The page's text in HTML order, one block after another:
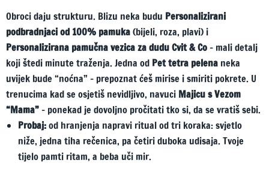
Obroci daju strukturu. Blizu neka budu Personalizirani
podbradnjaci od 100% pamuka(bijeli, roza, plavi) i
Personalizirana pamučna vezica za dudu Cvit & Co– mali detalj
koji štedi minute traženja. Jedna od Pet tetra pelena neka
uvijek bude “noćna” – prepoznat ćeš mirise i smiriti pokrete. U
trenucima kad se osjetiš nevidljivo, navuci Majicu s Vezom
“Mama”– ponekad je dovoljno pročitati tko si, da se vratiš sebi.
Probaj:od hranjenja napravi ritual od tri koraka: svjetlo
niže, jedna tiha rečenica, pa četiri duboka udisaja. Tvoje
tijelo pamti ritam, a beba uči mir.